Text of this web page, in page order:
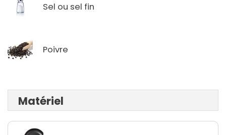
Sel ou sel fin
Poivre
Matériel